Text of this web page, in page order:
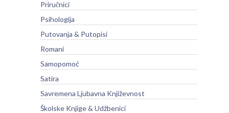
Priručnici
Psihologija
Putovanja & Putopisi
Romani
Samopomoć
Satira
Savremena Ljubavna Književnost
Školske Knjige & Udžbenici